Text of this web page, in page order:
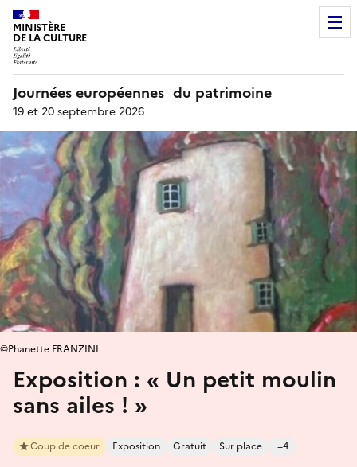
MINISTÈRE
DE LA CULTURE
Journées européennes du patrimoine
19 et 20 septembre 2026
Exposition : « Un petit moulin
sans ailes ! »
Coup de coeur Exposition Gratuit Sur place +4
©Phanette FRANZINI